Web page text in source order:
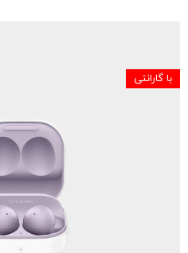
با گارانتی